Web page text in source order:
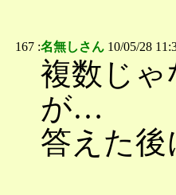
167 :名無しさん 10/05/28
複数じ
が…
答えた後